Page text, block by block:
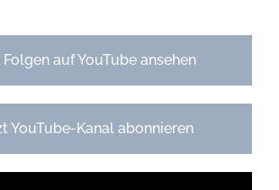
auf YouTube ansehen
YouTube-Kanal abonnieren